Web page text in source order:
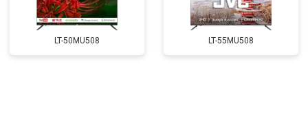
LT-50MU508 LT-55MU508